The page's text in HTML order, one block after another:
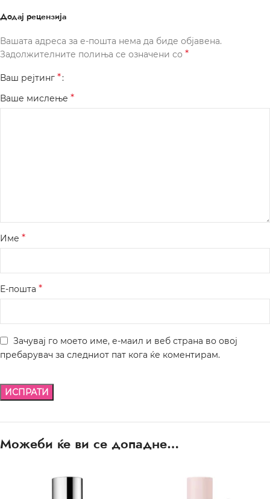
Додај рецензија
Вашата адреса за е-пошта нема да биде објавена.
Задолжителните полиња се означени со *
Ваш рејтинг *
Ваше мислење *
Име *
Е-пошта *
Зачувај го моето име, е-маил и веб страна во овој
пребарувач за следниот пат кога ќе коментирам.
Можеби ќе ви се допадне…